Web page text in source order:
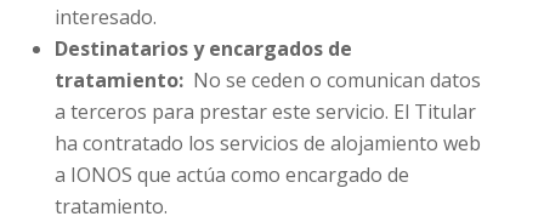
interesado.
Destinatarios y encargados de
tratamiento:No se ceden o comunican datos
a terceros para prestar este servicio. El Titular
ha contratado los servicios de alojamiento web
a IONOS que actúa como encargado de
tratamiento.